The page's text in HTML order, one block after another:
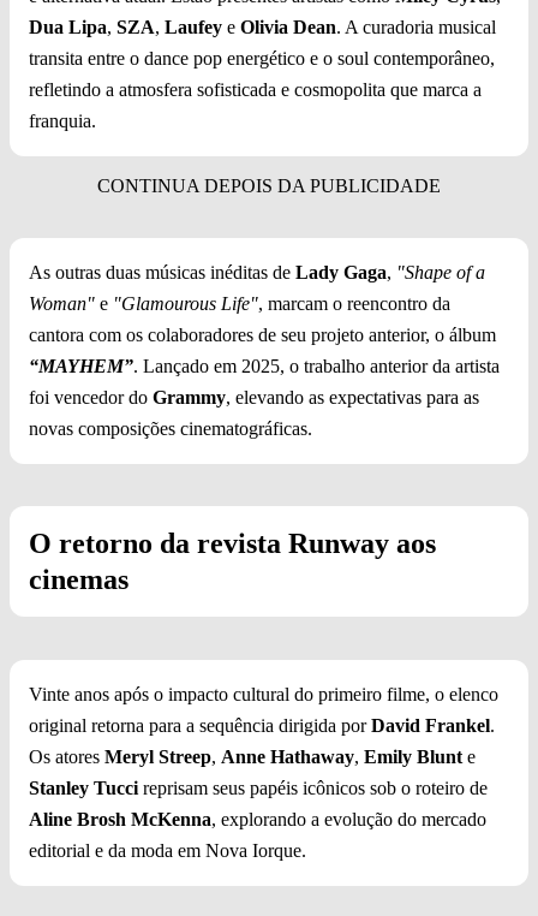
Dua Lipa, SZA, Laufey e Olivia Dean. A curadoria musical
transita entre o dance pop energético e o soul contemporâneo,
refletindo a atmosfera sofisticada e cosmopolita que marca a
franquia.
As outras duas músicas inéditas de Lady Gaga, "Shape of a
Woman" e "Glamourous Life", marcam o reencontro da
cantora com os colaboradores de seu projeto anterior, o álbum
“MAYHEM”. Lançado em 2025, o trabalho anterior da artista
foi vencedor do Grammy, elevando as expectativas para as
novas composições cinematográficas.
O retorno da revista Runway aos
cinemas
Vinte anos após o impacto cultural do primeiro filme, o elenco
original retorna para a sequência dirigida porDavid Frankel.
Os atores Meryl Streep, Anne Hathaway, Emily Blunt e
Stanley Tucci reprisam seus papéis icônicos sob o roteiro de
Aline Brosh McKenna, explorando a evolução do mercado
editorial e da moda em Nova Iorque.